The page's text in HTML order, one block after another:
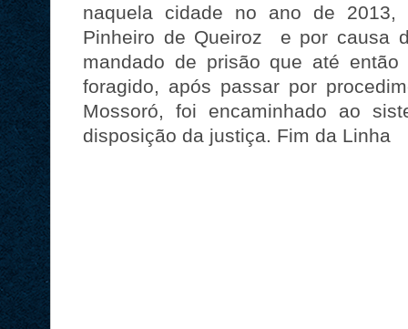
naquela cidade no ano de
Pinheiro de Queiroz e por causa
mandado de prisão que até
foragido, após passar por
Mossoró, foi encaminhado ao
disposição da justiça. Fim da Linha